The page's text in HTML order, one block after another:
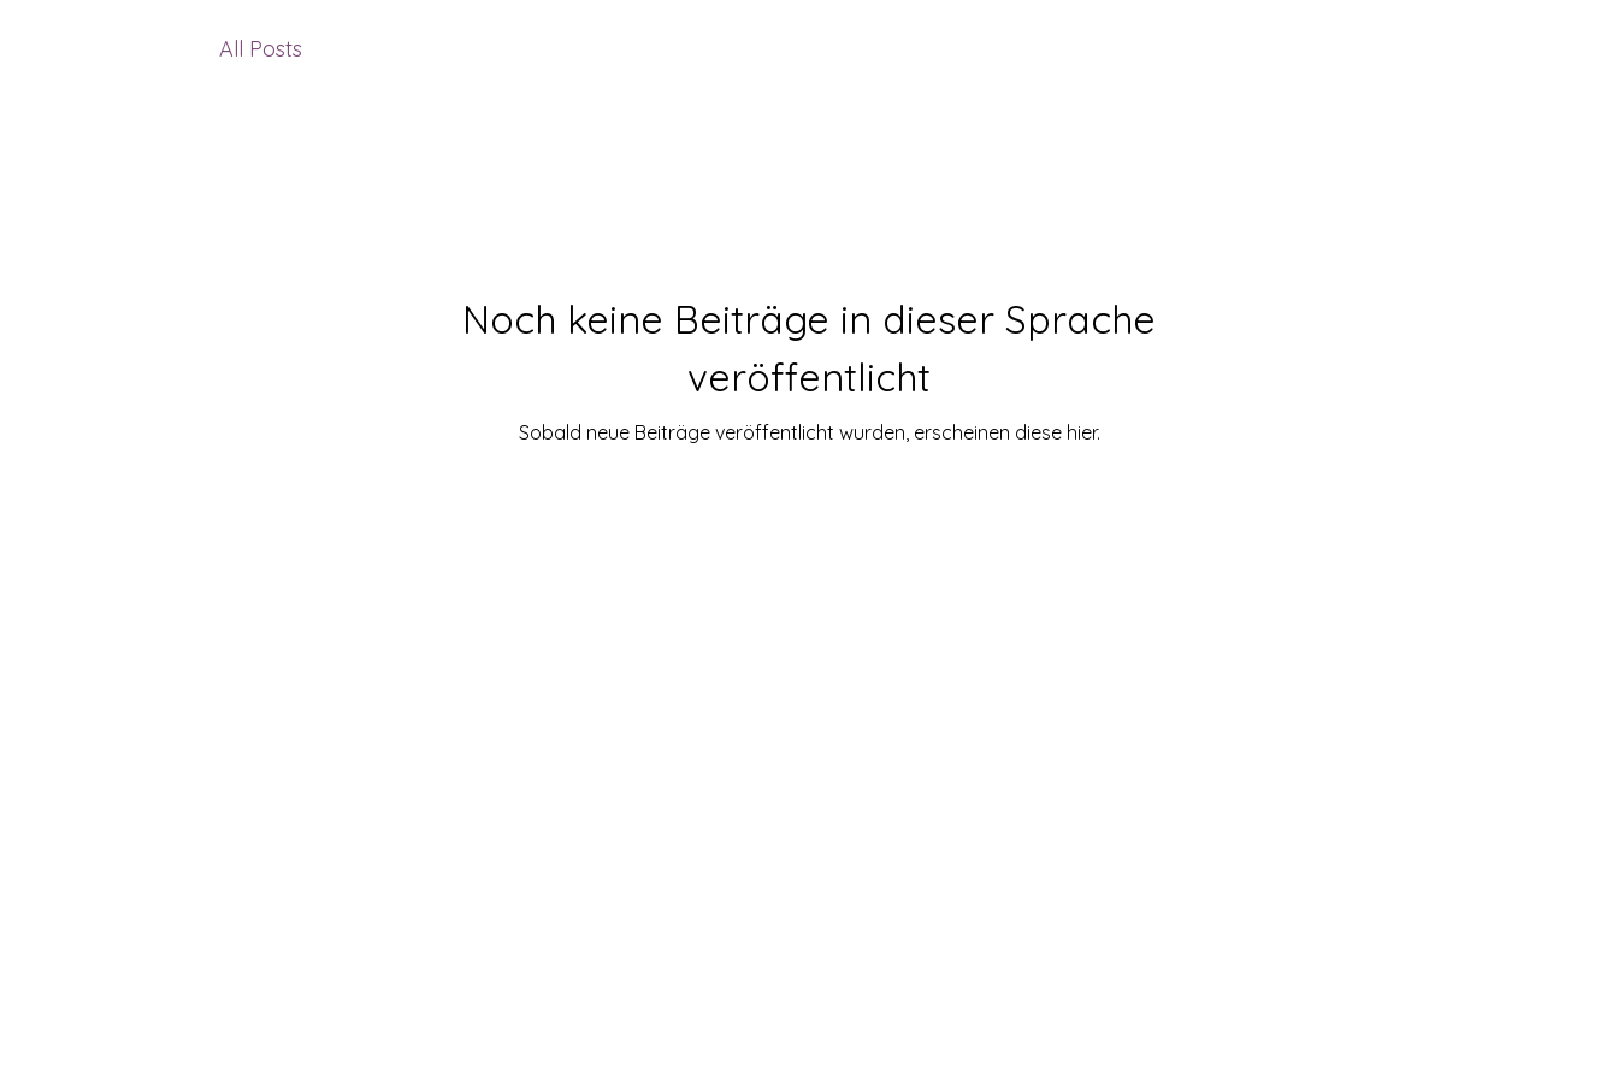
All Posts
Noch keine Beiträge in dieser Sprache
veröffentlicht
Sobald neue Beiträge veröffentlicht wurden, erscheinen diese hier.